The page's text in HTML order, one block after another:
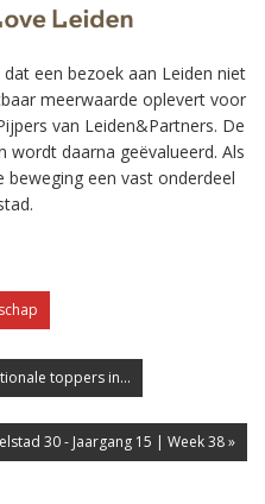
een bezoek aan Leiden niet
meerwaarde oplevert voor
van Leiden&Partners. De
daarna geëvalueerd. Als
een vast onderdeel
toppers in...
30 - Jaargang 15 | Week 38 »